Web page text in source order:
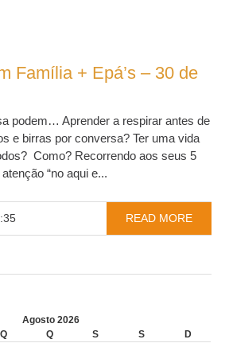
Família + Epá’s – 30 de
podem… Aprender a respirar antes de
e birras por conversa? Ter uma vida
Como? Recorrendo aos seus 5
“no aqui e...
READ MORE
Agosto 2026
Q Q S S
D